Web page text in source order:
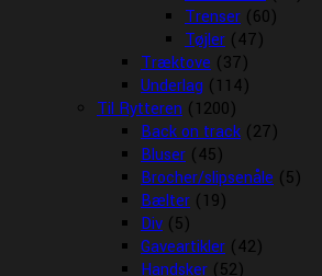
Trenser (60)
Tøjler (47)
Træktove (37)
Underlag (114)
Til Rytteren (1200)
Back on track (27)
Bluser (45)
Brocher/slipsenåle (5)
Bælter (19)
Div (5)
Gaveartikler (42)
Handsker (52)